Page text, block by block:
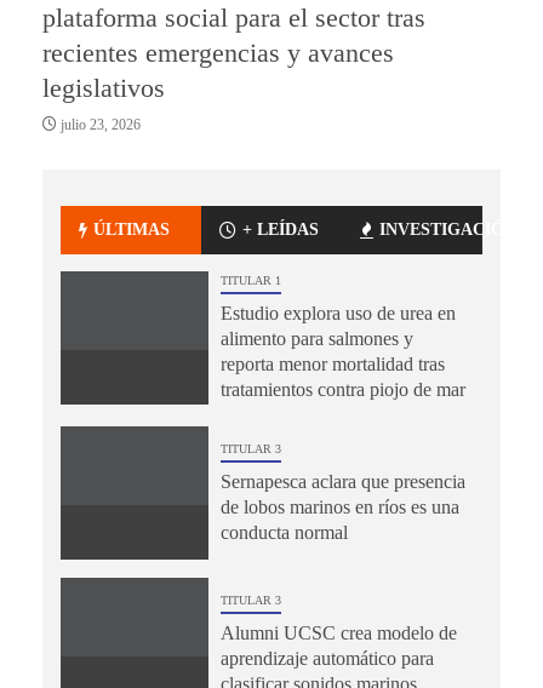
plataforma social para el sector tras
recientes emergencias y avances
legislativos
julio 23, 2026
ÚLTIMAS + LEÍDAS INVESTIGACIÓN
TITULAR 1
Estudio explora uso de urea en
alimento para salmones y
reporta menor mortalidad tras
tratamientos contra piojo de mar
TITULAR 3
Sernapesca aclara que presencia
de lobos marinos en ríos es una
conducta normal
TITULAR 3
Alumni UCSC crea modelo de
aprendizaje automático para